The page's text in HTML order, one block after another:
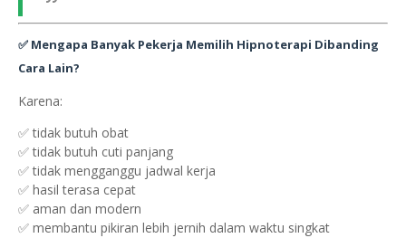
✅ Mengapa Banyak Pekerja Memilih Hipnoterapi Dibanding
Cara Lain?
Karena:
✅ tidak butuh obat
✅ tidak butuh cuti panjang
✅ tidak mengganggu jadwal kerja
✅ hasil terasa cepat
✅ aman dan modern
✅ membantu pikiran lebih jernih dalam waktu singkat